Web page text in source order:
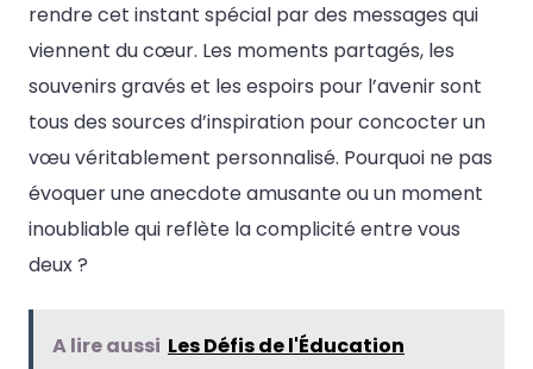
rendre cet instant spécial par des messages qui
viennent du cœur. Les moments partagés, les
souvenirs gravés et les espoirs pour l’avenir sont
tous des sources d’inspiration pour concocter un
vœu véritablement personnalisé. Pourquoi ne pas
évoquer une anecdote amusante ou un moment
inoubliable qui reflète la complicité entre vous
deux ?
A lire aussi Les Défis de l'Éducation